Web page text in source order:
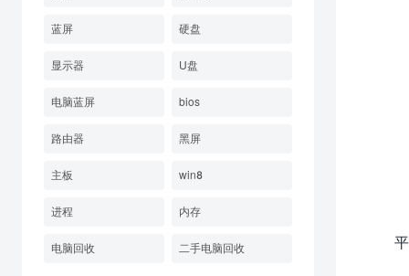
蓝屏 硬盘
显示器 U盘
电脑蓝屏 bios
路由器 黑屏
主板 win8
进程 内存
电脑回收 二手电脑回收